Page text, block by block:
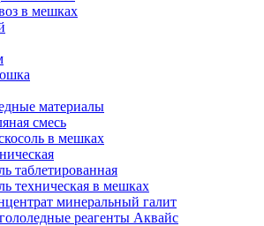
в мешках
материалы
смесь
в мешках
таблетированная
техническая в мешках
минеральный галит
реагенты Аквайс